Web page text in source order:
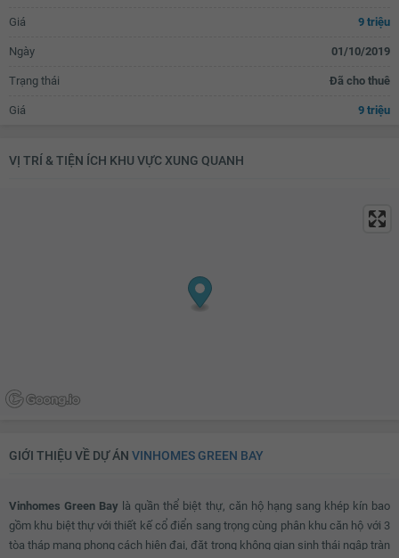
Giá 9 triệu
Ngày 01/10/2019
Trạng thái Đã cho thuê
Giá 9 triệu
VỊ TRÍ & TIỆN ÍCH KHU VỰC XUNG QUANH
GIỚI THIỆU VỀ DỰ ÁN VINHOMES GREEN BAY
Vinhomes Green Bay là quần thể biệt thự, căn hộ hạng sang khép kín bao
gồm khu biệt thự với thiết kế cổ điển sang trọng cùng phân khu căn hộ với 3
tòa tháp mang phong cách hiện đại, đặt trong không gian sinh thái ngập tràn